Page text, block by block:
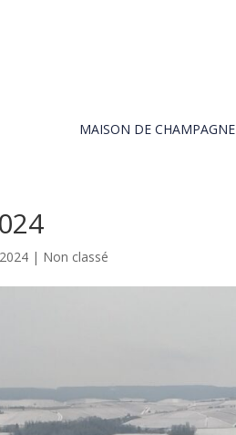
MAISON DE CHAMPAGNE
| Non classé